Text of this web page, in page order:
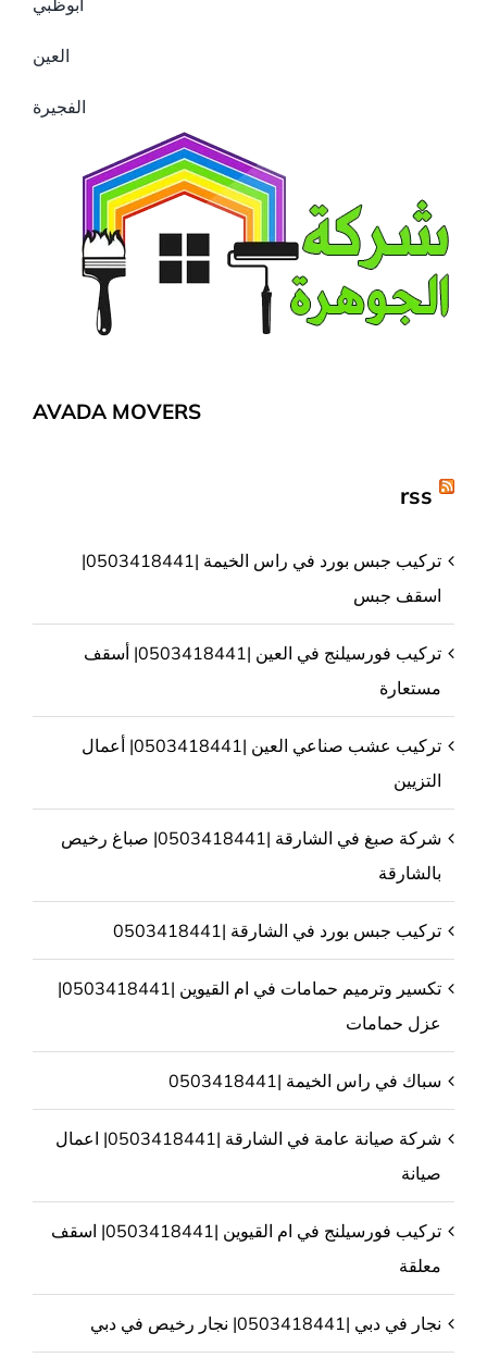
العين
الفجيرة
AVADA MOVERS
rss
تركيب جبس بورد في راس الخيمة |0503418441|
اسقف جبس
تركيب فورسيلنج في العين |0503418441| أسقف
مستعارة
تركيب عشب صناعي العين |0503418441| أعمال
التزيين
شركة صبغ في الشارقة |0503418441| صباغ رخيص
بالشارقة
تركيب جبس بورد في الشارقة |0503418441
تكسير وترميم حمامات في ام القيوين |0503418441|
عزل حمامات
سباك في راس الخيمة |0503418441
شركة صيانة عامة في الشارقة |0503418441| اعمال
صيانة
تركيب فورسيلنج في ام القيوين |0503418441| اسقف
معلقة
نجار في دبي |0503418441| نجار رخيص في دبي